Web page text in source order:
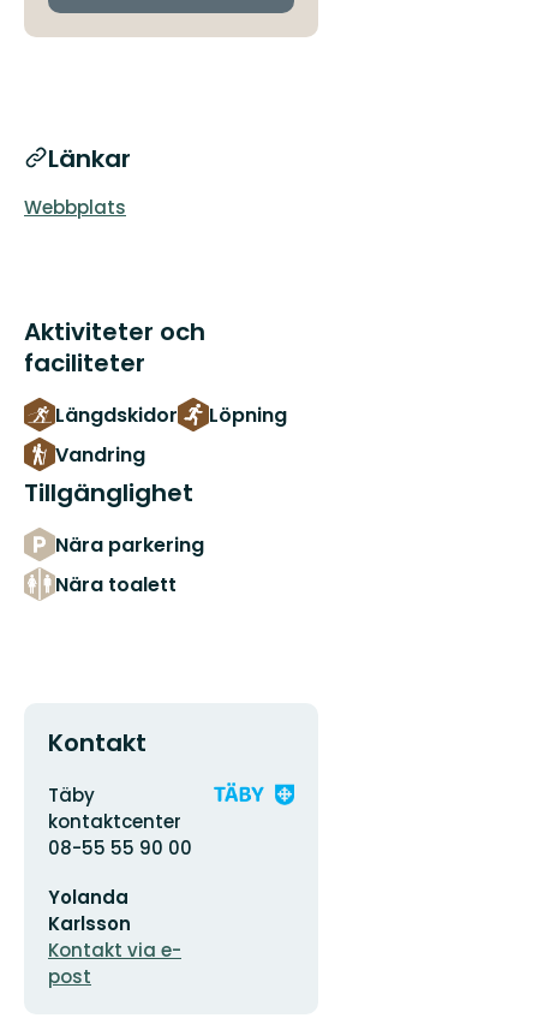
Länkar
Webbplats
Aktiviteter och
faciliteter
Längdskidor
Löpning
Vandring
Tillgänglighet
Nära parkering
Nära toalett
Kontakt
Adress
Täby
kontaktcenter
08-55 55 90 00
postadress
Yolanda
Karlsson
Kontakt via e-
post
Organisationens